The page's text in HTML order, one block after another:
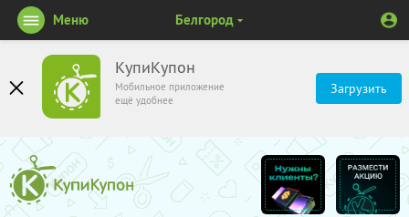
КупиКупон
Мобильное приложение
ещё удобнее
Загрузить
Меню Белгород